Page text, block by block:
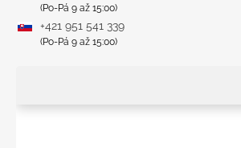
(Po-Pá 9 až 15:00)
+421 951 541 339
(Po-Pá 9 až 15:00)